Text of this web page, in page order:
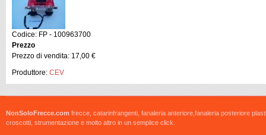
Codice: FP - 100963700
Prezzo
Prezzo di vendita: 17,00 €
Produttore: CEV
NonSoloFrecce.com frecce, catarinfrangenti, fanaleria anteriore,fanaleria posteriore
croscotti, strumentazione e molto altro in un semplice click.